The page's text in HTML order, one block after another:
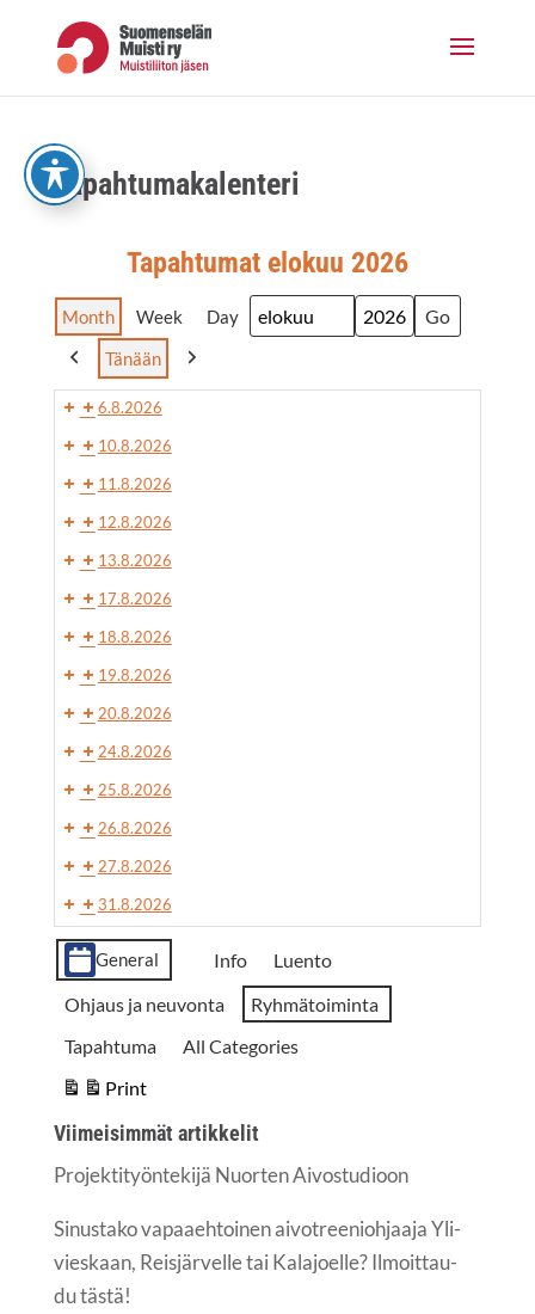
content
Tapah­tu­ma­ka­len­te­ri
Tapah­tu­mat elo­kuu 2026
Month Week Day
Month
Year
Previous
Tänään
Next
6.8.2026
10.8.2026
11.8.2026
12.8.2026
13.8.2026
17.8.2026
18.8.2026
19.8.2026
20.8.2026
24.8.2026
25.8.2026
26.8.2026
27.8.2026
31.8.2026
Event
Cate­
go­
ries
General Info
Luento
Ohjaus ja neuvonta
Ryhmätoiminta
Tapahtuma
All Categories
Print
View
Vii­mei­sim­mät artikkelit
Pro­jek­ti­työn­te­ki­jä Nuor­ten Aivostudioon
Sinus­ta­ko vapaa­eh­toi­nen aivot­ree­nioh­jaa­ja Yli­
vies­kaan, Reis­jär­vel­le tai Kala­joel­le? Ilmoit­tau­
du tästä!